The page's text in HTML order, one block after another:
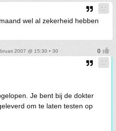
wel al zekerheid hebben
2007 @ 15:30 • 30
Je bent bij de dokter
om te laten testen op